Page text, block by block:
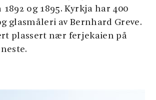
og 1895. Kyrkja har 400
glasmåleri av Bernhard Greve.
plassert nær ferjekaien på